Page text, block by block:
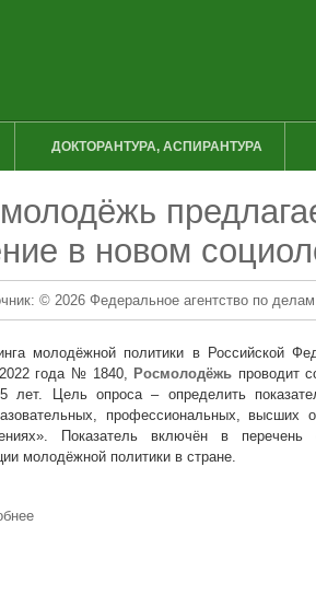
ДОКТОРАНТУРА, АСПИРАНТУРА
в новом
молодёжной политики в Российской
года № 1840, Росмолодёжь проводит
лет. Цель опроса – определить
профессиональных, высших
Показатель включён в перечень
молодёжной политики в стране.